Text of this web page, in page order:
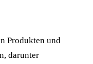
Produkten und
darunter